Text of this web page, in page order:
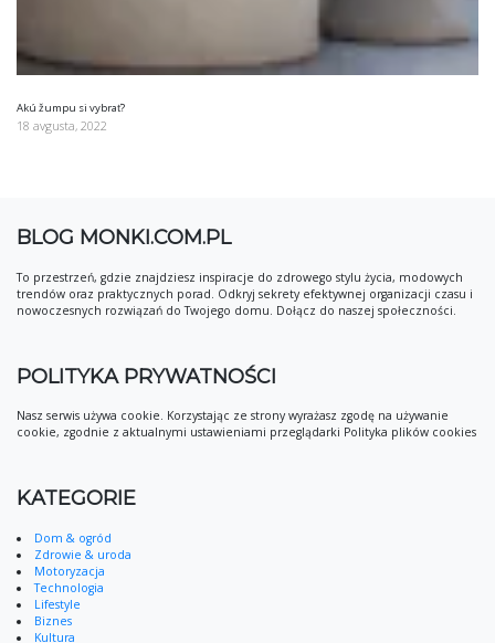
Akú žumpu si vybrať?
18 avgusta, 2022
BLOG MONKI.COM.PL
To przestrzeń, gdzie znajdziesz inspiracje do zdrowego stylu życia, modowych
trendów oraz praktycznych porad. Odkryj sekrety efektywnej organizacji czasu i
nowoczesnych rozwiązań do Twojego domu. Dołącz do naszej społeczności.
POLITYKA PRYWATNOŚCI
Nasz serwis używa cookie. Korzystając ze strony wyrażasz zgodę na używanie
cookie, zgodnie z aktualnymi ustawieniami przeglądarki Polityka plików cookies
KATEGORIE
Dom & ogród
Zdrowie & uroda
Motoryzacja
Technologia
Lifestyle
Biznes
Kultura